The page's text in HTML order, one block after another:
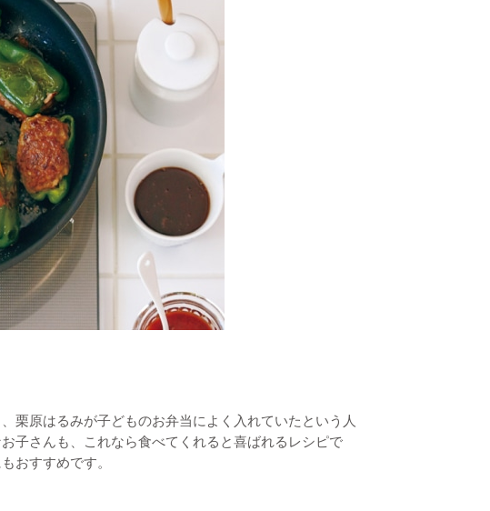
栗原はるみが子どものお弁当によく入れていたという人
子さんも、これなら食べてくれると喜ばれるレシピで
おすすめです。